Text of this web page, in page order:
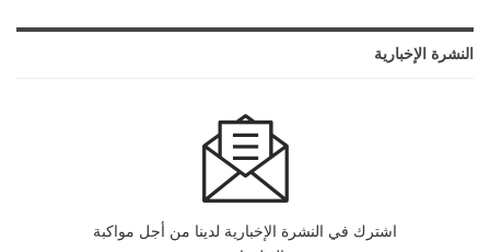
النشرة الإخبارية
اشترك في النشرة الإخبارية لدينا من أجل مواكبة